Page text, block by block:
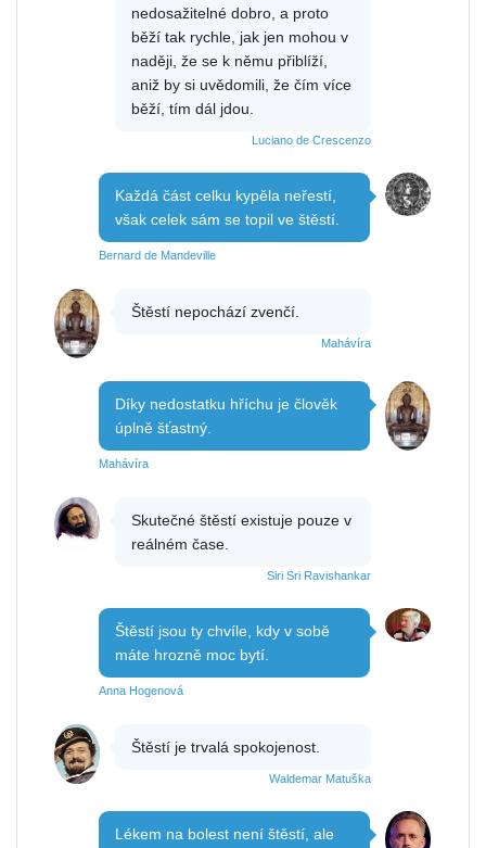
nedosažitelné dobro, a proto
běží tak rychle, jak jen mohou v
naději, že se k němu přiblíží,
aniž by si uvědomili, že čím více
běží, tím dál jdou.
Luciano de Crescenzo
Každá část celku kypěla neřestí,
však celek sám se topil ve štěstí.
Bernard de Mandeville
Štěstí nepochází zvenčí.
Mahávíra
Díky nedostatku hříchu je člověk
úplně šťastný.
Mahávíra
Skutečné štěstí existuje pouze v
reálném čase.
Siri Sri Ravishankar
Štěstí jsou ty chvíle, kdy v sobě
máte hrozně moc bytí.
Anna Hogenová
Štěstí je trvalá spokojenost.
Waldemar Matuška
Lékem na bolest není štěstí, ale